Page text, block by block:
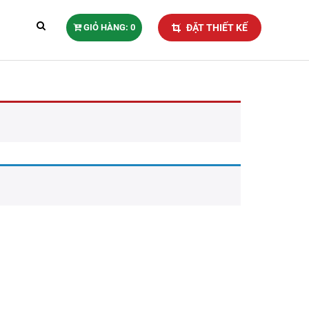
GIỎ HÀNG: 0 ĐẶT THIẾT KẾ